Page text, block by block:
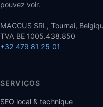
pouvez voir.
MACCUS SRL, Tournai,
TVA BE 1005.438.850
+32 479 81 25 01
SERVIÇOS
SEO local & technique